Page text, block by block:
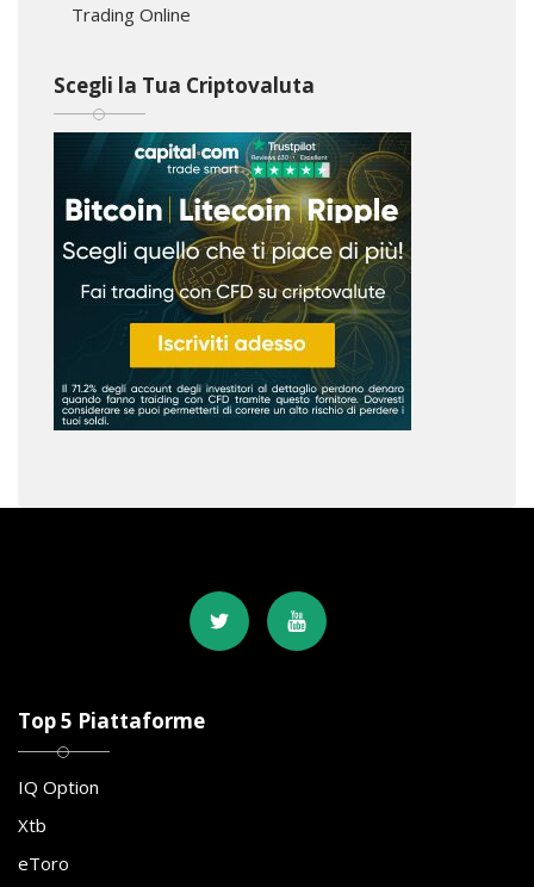
Trading Online
Scegli la Tua Criptovaluta
Top 5 Piattaforme
IQ Option
Xtb
eToro